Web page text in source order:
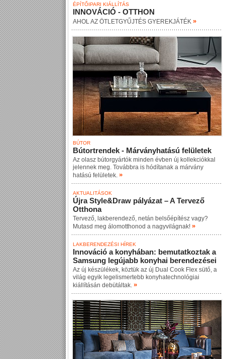
ÉPÍTŐIPARI KIÁLLÍTÁS
INNOVÁCIÓ - OTTHON
AHOL AZ ÖTLETGYŰJTÉS GYEREKJÁTÉK »
BÚTOR
Bútortrendek - Márványhatású felületek
Az olasz bútorgyártók minden évben új kollekciókkal
jelennek meg. Továbbra is hódítanak a márvány
hatású felületek. »
AKTUALITÁSOK
Újra Style&Draw pályázat – A Tervező
Otthona
Tervező, lakberendező, netán belsőépítész vagy?
Mutasd meg álomotthonod a nagyvilágnak! »
LAKBERENDEZÉSI HÍREK
Innováció a konyhában: bemutatkoztak a
Samsung legújabb konyhai berendezései
Az új készülékek, köztük az új Dual Cook Flex sütő, a
világ egyik legelismertebb konyhatechnológiai
kiállításán debütáltak. »